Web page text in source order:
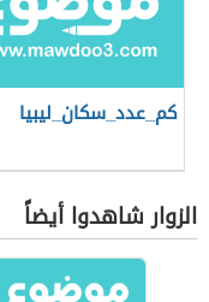
كم_عدد_سكان_ليبيا
الزوار شاهدوا أيضاً